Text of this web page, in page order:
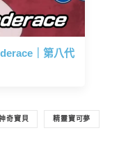
｜第八代
奇寶貝 精靈寶可夢